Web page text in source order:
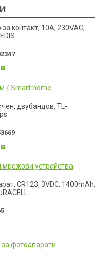
контакт, 10A, 230VAC,
/ Smart home
двубандов, TL-
мрежови устройства
CR123, 3VDC, 1400mAh,
фотоапарати